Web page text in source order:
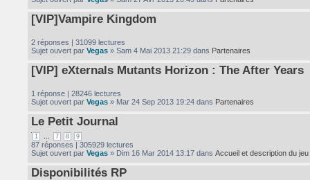
[VIP]Vampire Kingdom
2 réponses | 31099 lectures
Sujet ouvert par Vegas » Sam 4 Mai 2013 21:29 dans Partenaires
[VIP] eXternals Mutants Horizon : The After Years
1 réponse | 28246 lectures
Sujet ouvert par Vegas » Mar 24 Sep 2013 19:24 dans Partenaires
Le Petit Journal
1 7 8 9
87 réponses | 305929 lectures
Sujet ouvert par Vegas » Dim 16 Mar 2014 13:17 dans Accueil et description du jeu
Disponibilités RP